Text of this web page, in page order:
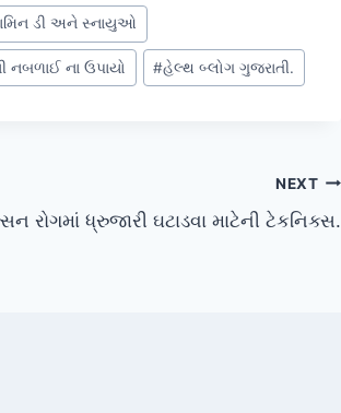
ડી અને સ્નાયુઓ
નબળાઈ ના ઉપાયો #હેલ્થ બ્લોગ ગુજરાતી.
NEXT
રોગમાં ધ્રુજારી ઘટાડવા માટેની ટેકનિક્સ.